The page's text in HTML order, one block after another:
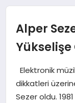
EKONOMI
MAGAZIN
SAĞLIK
Alper
Yükselişe
Elektronik
dikkatleri
Sezer oldu.